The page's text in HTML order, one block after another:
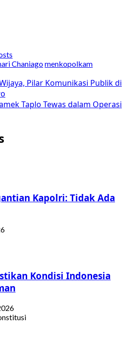
Chaniagomenkopolkam
Pilar Komunikasi Publik di
Taplo Tewas dalam Operasi
Kapolri: Tidak Ada
Kondisi Indonesia